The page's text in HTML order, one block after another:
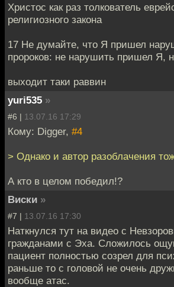
Христос как раз толкователь
религиозного закона
17 Не думайте, что Я пришел
пророков: не нарушить пришел Я,
выходит таки раввин
yuri535 »
#6 | 13.07.16 17:29
Кому: Digger, #4
> Однако и автор разоблачения
А кто в целом победил!?
Виски »
#7 | 13.07.16 17:30
Наткнулся тут на видео с
гражданами с Эха. Сложилось
пациент полностью созрел для
раньше то с головой не очень
вообще атас.